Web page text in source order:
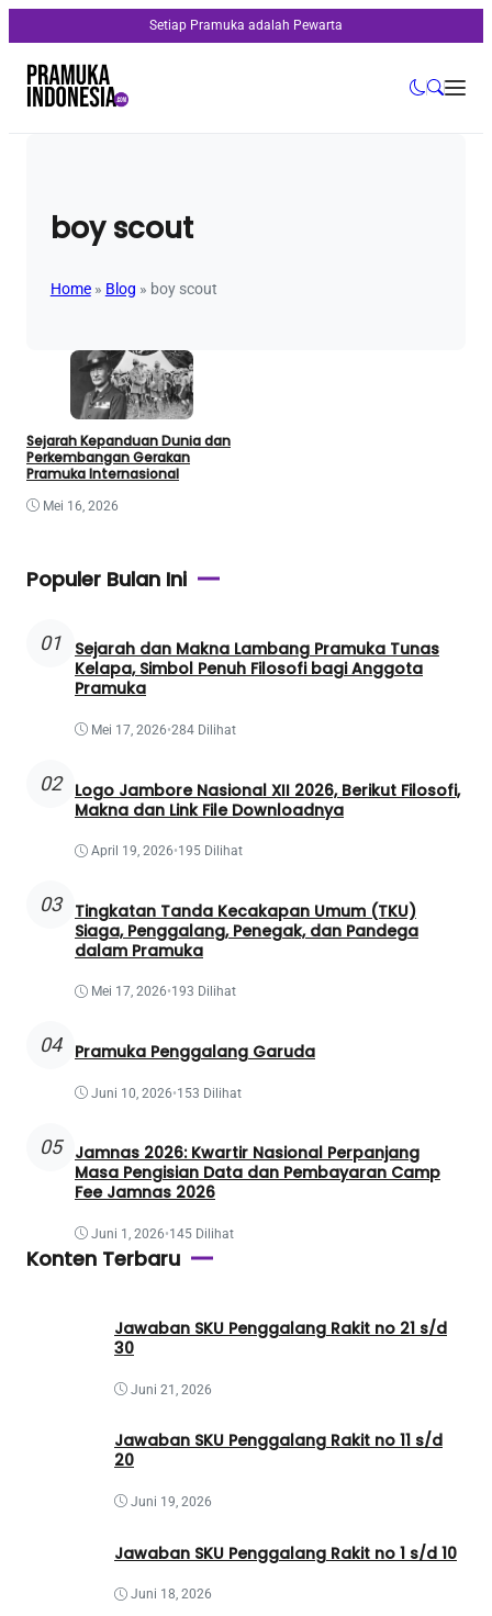
Setiap Pramuka adalah Pewarta
boy scout
Home» Blog » boy scout
Sejarah Kepanduan Dunia dan
Perkembangan Gerakan
Pramuka Internasional
Mei 16, 2026
Populer Bulan Ini
01
Sejarah dan Makna Lambang Pramuka Tunas
Kelapa, Simbol Penuh Filosofi bagi Anggota
Pramuka
Mei 17, 2026•284 Dilihat
02
Logo Jambore Nasional XII 2026, Berikut Filosofi,
Makna dan Link File Downloadnya
April 19, 2026•195 Dilihat
03
Tingkatan Tanda Kecakapan Umum (TKU)
Siaga, Penggalang, Penegak, dan Pandega
dalam Pramuka
Mei 17, 2026•193 Dilihat
04 Pramuka Penggalang Garuda
Juni 10, 2026•153 Dilihat
05
Jamnas 2026: Kwartir Nasional Perpanjang
Masa Pengisian Data dan Pembayaran Camp
Fee Jamnas 2026
Juni 1, 2026•145 Dilihat
Konten Terbaru
Jawaban SKU Penggalang Rakit no 21 s/d
30
Juni 21, 2026
Jawaban SKU Penggalang Rakit no 11 s/d
20
Juni 19, 2026
Jawaban SKU Penggalang Rakit no 1 s/d 10
Juni 18, 2026